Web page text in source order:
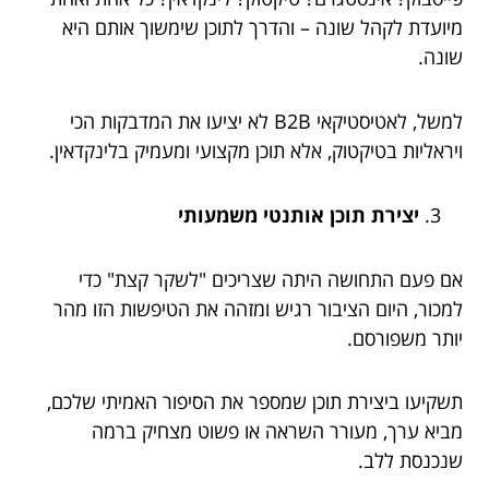
מיועדת לקהל שונה – והדרך לתוכן שימשוך אותם היא
שונה.
למשל, לאטיסטיקאי B2B לא יציעו את המדבקות הכי
ויראליות בטיקטוק, אלא תוכן מקצועי ומעמיק בלינקדאין.
יצירת תוכן אותנטי משמעותי
אם פעם התחושה היתה שצריכים "לשקר קצת" כדי
למכור, היום הציבור רגיש ומזהה את הטיפשות הזו מהר
יותר משפורסם.
תשקיעו ביצירת תוכן שמספר את הסיפור האמיתי שלכם,
מביא ערך, מעורר השראה או פשוט מצחיק ברמה
שנכנסת ללב.